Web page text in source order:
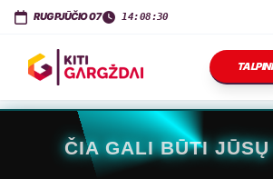
KITI GARGŽDAI Dariaus ir Girėno g. 11
RUGPJŪČIO 07 14:08:31
NAUJIENOS
ČIA GALI BŪTI JŪSŲ